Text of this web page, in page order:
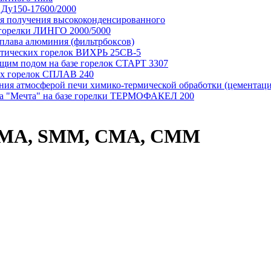
17600/2000
получения высококонденсированного
ЛИНГО 2000/5000
алюминия (фильтрбоксов)
горелок ВИХРЬ 25СВ-5
подом на базе горелок СТАРТ 3307
горелок СПЛАВ 240
атмосферой печи химико-термической обработки
"Мечта" на базе горелки ТЕРМОФАКЕЛ 200
SMM, CMA, CMM